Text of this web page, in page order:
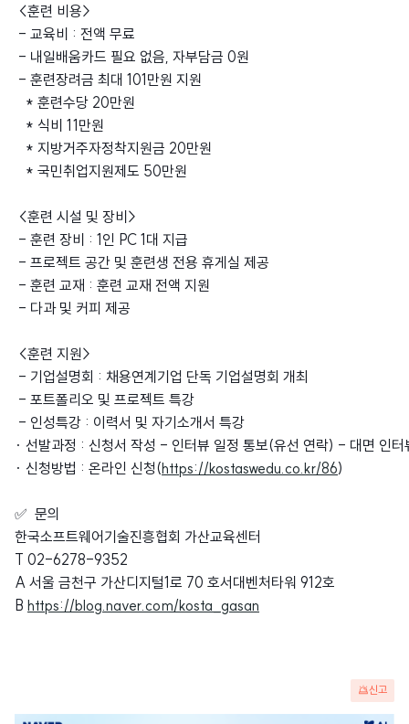
<훈련 비용>
- 교육비 : 전액 무료
- 내일배움카드 필요 없음, 자부담금 0원
- 훈련장려금 최대 101만원 지원
* 훈련수당 20만원
* 식비 11만원
* 지방거주자정착지원금 20만원
* 국민취업지원제도 50만원
<훈련 시설 및 장비>
- 훈련 장비 : 1인 PC 1대 지급
- 프로젝트 공간 및 훈련생 전용 휴게실 제공
- 훈련 교재 : 훈련 교재 전액 지원
- 다과 및 커피 제공
<훈련 지원>
- 기업설명회 : 채용연계기업 단독 기업설명회 개최
- 포트폴리오 및 프로젝트 특강
- 인성특강 : 이력서 및 자기소개서 특강
· 선발과정 : 신청서 작성 - 인터뷰 일정 통보(유선 연락) - 대면 인
· 신청방법 : 온라인 신청(https://kostaswedu.co.kr/86)
✅ 문의
한국소프트웨어기술진흥협회 가산교육센터
T 02-6278-9352
A 서울 금천구 가산디지털1로 70 호서대벤처타워 912호
B https://blog.naver.com/kosta_gasan
신고